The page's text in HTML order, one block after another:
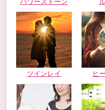
パワーストーン
ツインレイ ヒ